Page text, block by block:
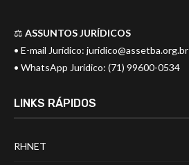
⚖️ ASSUNTOS JURÍDICOS
• E-mail Jurídico: juridico@assetba.org.br
• WhatsApp Jurídico: (71) 99600-0534
LINKS RÁPIDOS
RHNET